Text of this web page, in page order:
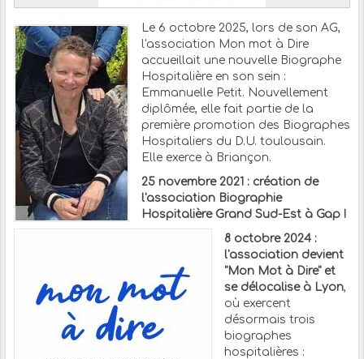
Le 6 octobre 2025, lors de son AG,
l'association Mon mot à Dire
accueillait une nouvelle Biographe
Hospitalière en son sein :
Emmanuelle Petit. Nouvellement
diplômée, elle fait partie de la
première promotion des Biographes
Hospitaliers du D.U. toulousain.
Elle exerce à Briançon.
25 novembre 2021 : création de
l'association Biographie
Hospitalière Grand Sud-Est à Gap !
8 octobre 2024 :
l'association devient
"Mon Mot à Dire" et
se délocalise à Lyon,
où exercent
désormais trois
biographes
hospitalières :